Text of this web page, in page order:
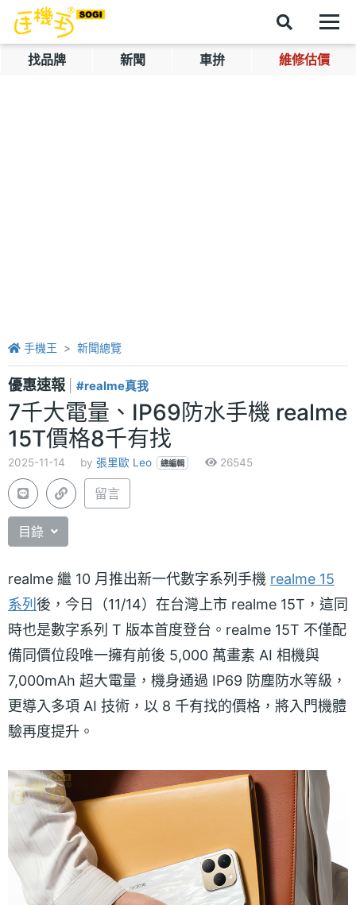
找品牌 新聞 車拚 維修估價
手機王 新聞總覽
優惠速報 #realme真我
7千大電量、IP69防水手機 realme
15T價格8千有找
2025-11-14 by 張里歐 Leo 總編輯 26545
留言
目錄
realme 繼 10 月推出新一代數字系列手機 realme 15
系列 後，今日（11/14）在台灣上市 realme 15T，這同
時也是數字系列 T 版本首度登台。realme 15T 不僅配
備同價位段唯一擁有前後 5,000 萬畫素 AI 相機與
7,000mAh 超大電量，機身通過 IP69 防塵防水等級，
更導入多項 AI 技術，以 8 千有找的價格，將入門機體
驗再度提升。